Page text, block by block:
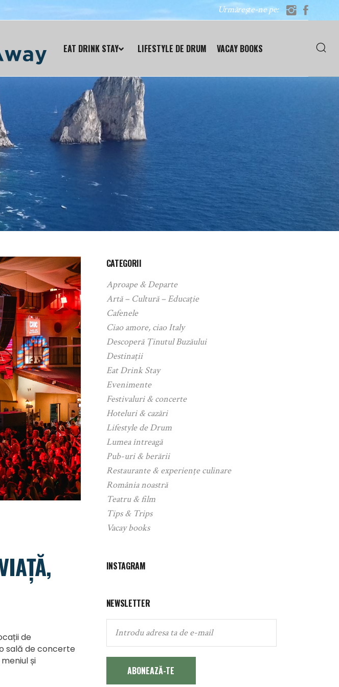
Urmărește-ne pe:
EAT DRINK STAY LIFESTYLE DE DRUM VACAY BOOKS
de
sală de concerte
și
CATEGORII
Aproape & Departe
Artă – Cultură – Educație
Cafenele
Ciao amore, ciao Italy
Descoperă Ținutul Buzăului
Destinații
Eat Drink Stay
Evenimente
Festivaluri & concerte
Hoteluri & cazări
Lifestyle de Drum
Lumea întreagă
Pub-uri & berării
Restaurante & experiențe culinare
România noastră
Teatru & film
Tips & Trips
Vacay books
INSTAGRAM
NEWSLETTER
ABONEAZĂ-TE